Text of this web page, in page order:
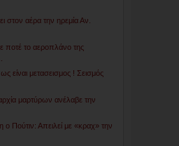
στον αέρα την ηρεμία Αν.
ποτέ το αεροπλάνο της
είναι μετασεισμος ! Σεισμός
μαρτύρων ανέλαβε την
ο Πούτιν: Απειλεί με «κραχ» την